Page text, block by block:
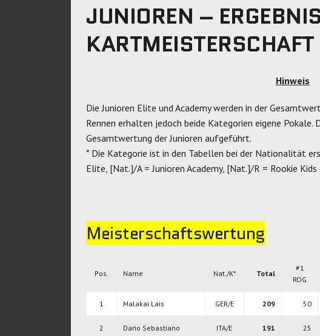
JUNIOREN –
Hinweis
Die Junioren Elite und Academy werden in der
Rennen erhalten jedoch beide Kategorien eigene Pokale.
Gesamtwertung der Junioren aufgeführt.
* Die Kategorie ist in den Tabellen bei der Nationalität
Elite, [Nat.]/A = Junioren Academy, [Nat.]/R = Rookie Kids
Meisterschaftswertung
Pos. Name Nat./K* Total
#1
ROG
1 Malakai Lais GER/E 209 50
2 Dario Sebastiano ITA/E 191 25